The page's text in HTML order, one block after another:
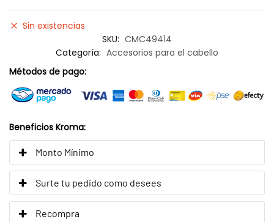
Sin existencias
SKU: CMC49414
Categoría: Accesorios para el cabello
Métodos de pago:
Beneficios Kroma:
Monto Mínimo
Surte tu pedido como desees
Recompra